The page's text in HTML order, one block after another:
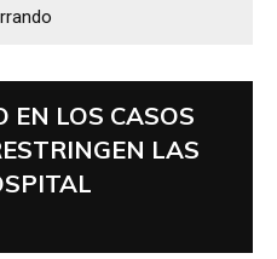
EN LOS CASOS
LAS